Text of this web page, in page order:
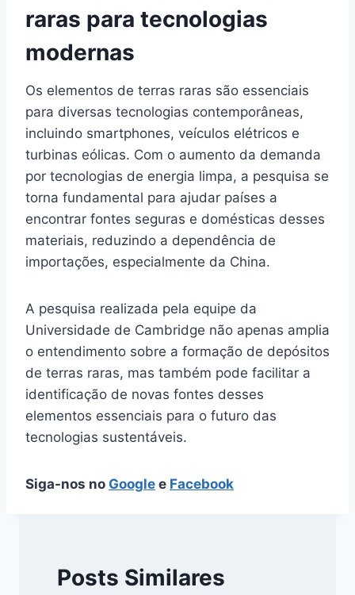
raras para tecnologias
modernas
Os elementos de terras raras são essenciais
para diversas tecnologias contemporâneas,
incluindo smartphones, veículos elétricos e
turbinas eólicas. Com o aumento da demanda
por tecnologias de energia limpa, a pesquisa se
torna fundamental para ajudar países a
encontrar fontes seguras e domésticas desses
materiais, reduzindo a dependência de
importações, especialmente da China.
A pesquisa realizada pela equipe da
Universidade de Cambridge não apenas amplia
o entendimento sobre a formação de depósitos
de terras raras, mas também pode facilitar a
identificação de novas fontes desses
elementos essenciais para o futuro das
tecnologias sustentáveis.
Siga-nos no Google e Facebook
Posts Similares